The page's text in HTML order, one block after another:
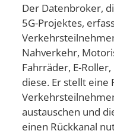
Der Datenbroker,
5G-Projektes,
Nahverkehr,
Fahrräder, E-
diese. Er stellt
austauschen und
einen Rückkanal